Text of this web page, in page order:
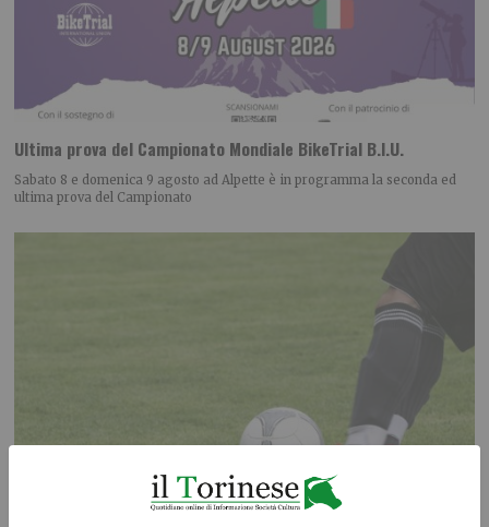
Ultima prova del Campionato Mondiale BikeTrial B.I.U.
Sabato 8 e domenica 9 agosto ad Alpette è in programma la seconda ed
ultima prova del Campionato